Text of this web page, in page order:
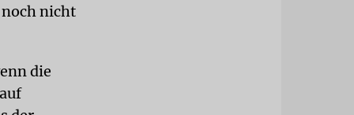
noch nicht
die